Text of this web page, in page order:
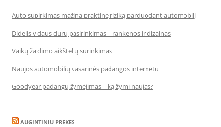
Auto supirkimas mažina praktinę riziką parduodant automobilį
Didelis vidaus durų pasirinkimas – rankenos ir dizainas
Vaikų žaidimo aikštelių surinkimas
Naujos automobilių vasarinės padangos internetu
Goodyear padangų žymėjimas – ką žymi naujas?
AUGINTINIU PREKES